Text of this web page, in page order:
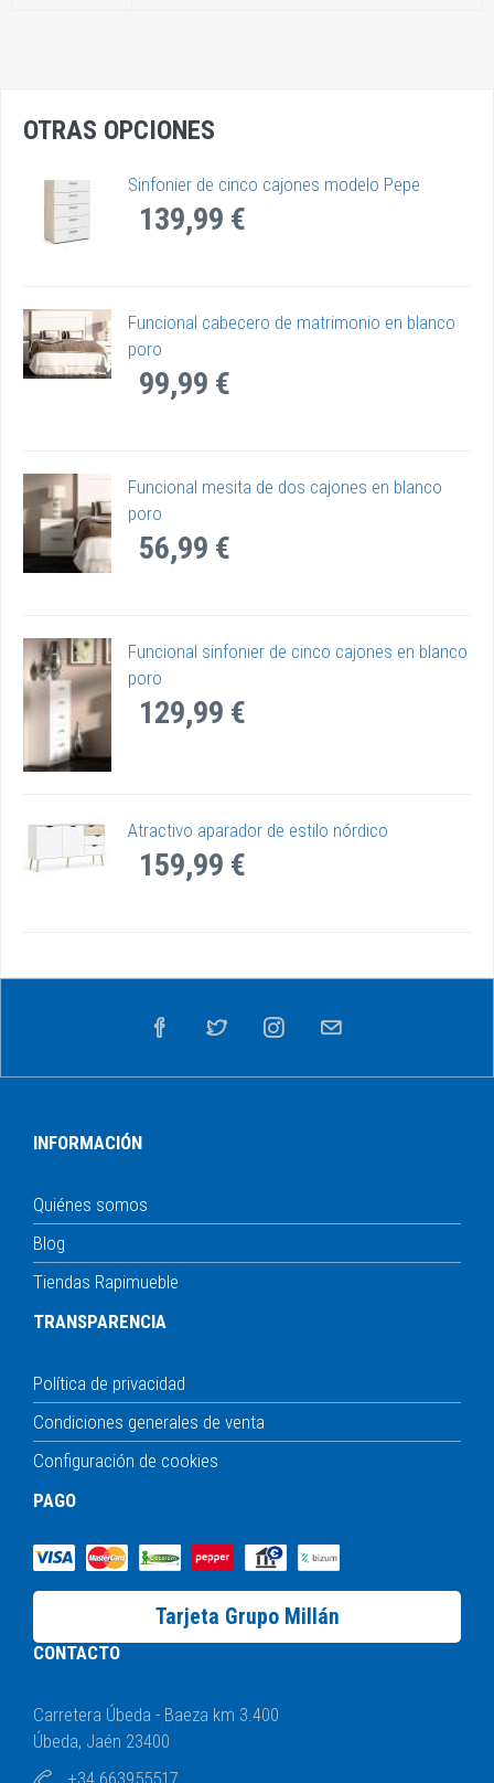
OTRAS OPCIONES
Sinfonier de cinco cajones modelo Pepe
139,99 €
Funcional cabecero de matrimonio en blanco
poro
99,99 €
Funcional mesita de dos cajones en blanco
poro
56,99 €
Funcional sinfonier de cinco cajones en blanco
poro
129,99 €
Atractivo aparador de estilo nórdico
159,99 €
INFORMACIÓN
Quiénes somos
Blog
Tiendas Rapimueble
TRANSPARENCIA
Política de privacidad
Condiciones generales de venta
Configuración de cookies
PAGO
Tarjeta Grupo Millán
CONTACTO
Carretera Úbeda - Baeza km 3.400
Úbeda, Jaén 23400
+34 663955517